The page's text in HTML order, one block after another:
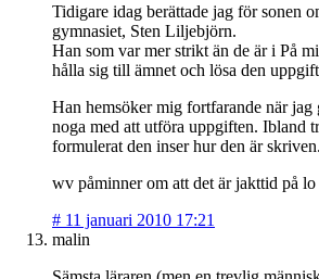
Tidigare idag berättade jag för sonen
gymnasiet, Sten Liljebjörn.
Han som var mer strikt än de är i På
hålla sig till ämnet och lösa den
Han hemsöker mig fortfarande när jag
noga med att utföra uppgiften. Ibland
formulerat den inser hur den är skriven.
wv påminner om att det är jakttid på
# 11 januari 2010 17:21
malin